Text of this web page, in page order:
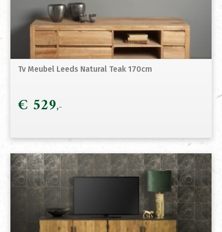
Tv Meubel Leeds Natural Teak 170cm
€ 529